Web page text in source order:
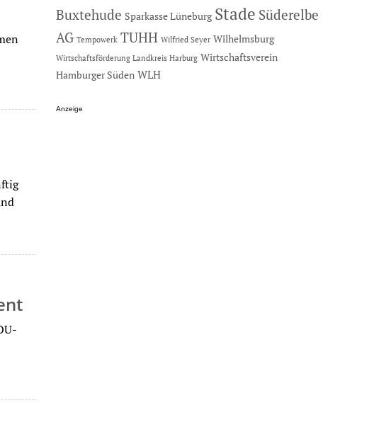
Buxtehude Sparkasse Lüneburg Stade Süderelbe
AG Tempowerk TUHH Wilfried Seyer Wilhelmsburg
Wirtschaftsförderung Landkreis Harburg Wirtschaftsverein
Hamburger Süden WLH
Anzeige